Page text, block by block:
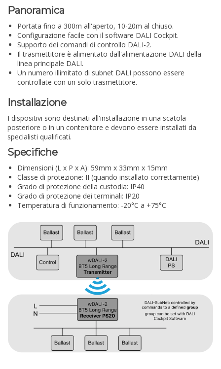
Panoramica
Portata fino a 300m all'aperto, 10-20m al chiuso.
Configurazione facile con il software DALI Cockpit.
Supporto dei comandi di controllo DALI-2.
Il trasmettitore è alimentato dall'alimentazione DALI della
linea principale DALI.
Un numero illimitato di subnet DALI possono essere
controllate con un solo trasmettitore.
Installazione
I dispositivi sono destinati all'installazione in una scatola
posteriore o in un contenitore e devono essere installati da
specialisti qualificati.
Specifiche
Dimensioni (L x P x A): 59mm x 33mm x 15mm
Classe di protezione: II (quando installato correttamente)
Grado di protezione della custodia: IP40
Grado di protezione dei terminali: IP20
Temperatura di funzionamento: -20°C a +75°C